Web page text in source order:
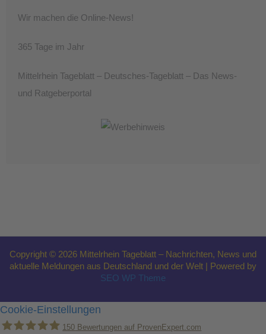
Wir machen die Online-News!
365 Tage im Jahr
Mittelrhein Tageblatt – Deutsches-Tageblatt – Das News-
und Ratgeberportal
Copyright © 2026 Mittelrhein Tageblatt – Nachrichten, News und
aktuelle Meldungen aus Deutschland und der Welt | Powered by
SEO WP Theme
Cookie-Einstellungen
150 Bewertungen auf ProvenExpert.com